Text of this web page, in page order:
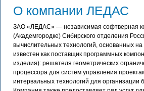
О компании ЛЕДАС
ЗАО «ЛЕДАС» — независимая софтверная
(Академгородке) Сибирского отделения
вычислительных технологий, основанных
известен как поставщик программных
изделия): решателя геометрических
процессора для систем управления
интервальных технологий для организации